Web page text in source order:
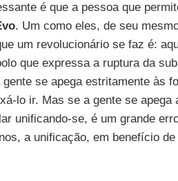
é que a pessoa que
. Um como eles, de seu
um revolucionário se faz é:
que expressa a ruptura da
gente se apega estritamente às
lo ir. Mas se a gente se apega
unificando-se, é um grande
a unificação, em benefício